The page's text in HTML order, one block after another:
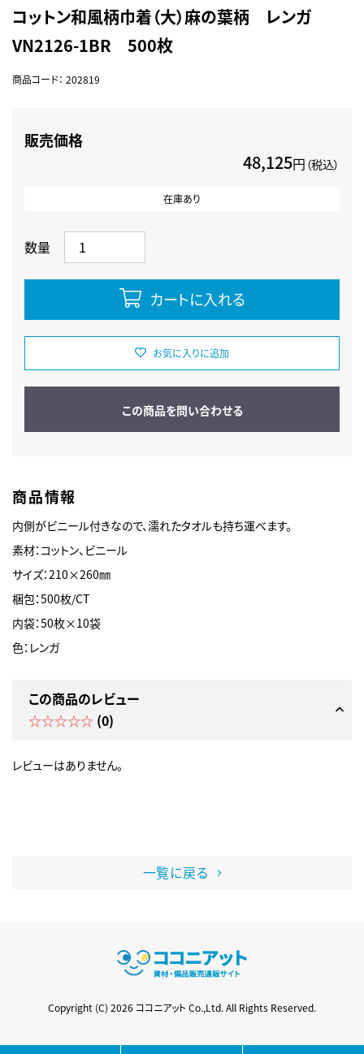
コットン和風柄巾着（大）麻の葉柄 レンガ
VN2126-1BR 500枚
商品コード： 202819
販売価格
48,125円 （税込）
在庫あり
数量
カートに入れる
お気に入りに追加
この商品を問い合わせる
商品情報
内側がビニール付きなので、濡れたタオルも持ち運べます。
素材：コットン、ビニール
サイズ：210×260㎜
梱包：500枚/CT
内袋：50枚×10袋
色：レンガ
この商品のレビュー
☆☆☆☆☆ (0)
レビューはありません。
一覧に戻る
Copyright (C) 2026 ココニアット Co.,Ltd. All Rights Reserved.